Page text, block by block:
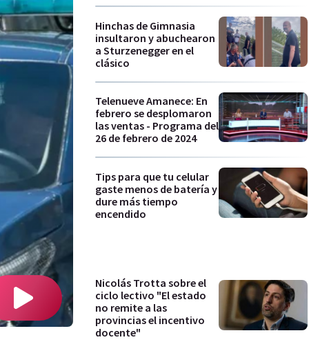
Hinchas de Gimnasia
insultaron y abuchearon
a Sturzenegger en el
clásico
Telenueve Amanece: En
febrero se desplomaron
las ventas - Programa del
26 de febrero de 2024
Tips para que tu celular
gaste menos de batería y
dure más tiempo
encendido
Nicolás Trotta sobre el
ciclo lectivo "El estado
no remite a las
provincias el incentivo
docente"